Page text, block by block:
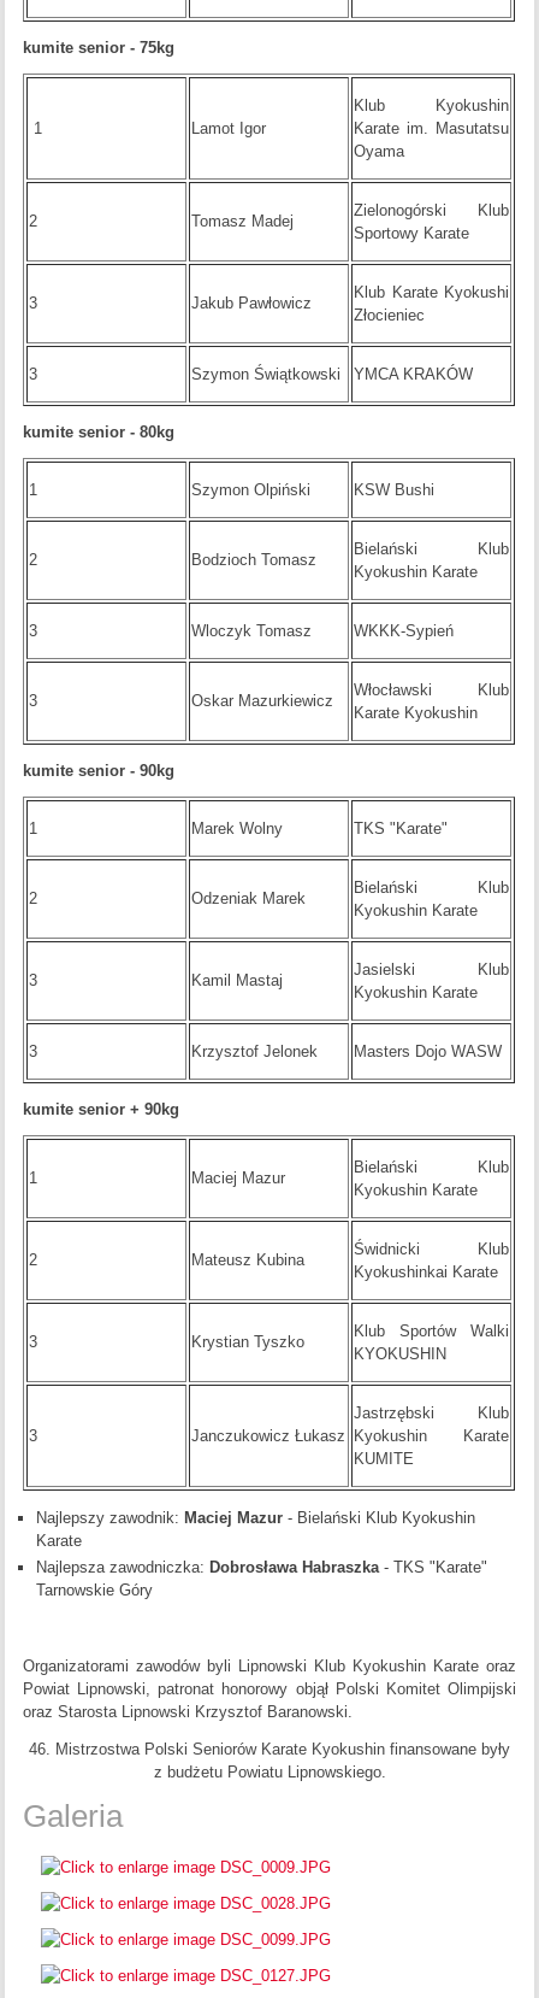
kumite senior - 75kg
1 Lamot Igor
Klub Kyokushin
Karate im. Masutatsu
Oyama
2 Tomasz Madej
Zielonogórski Klub
Sportowy Karate
3 Jakub Pawłowicz
Klub Karate Kyokushi
Złocieniec
3 Szymon Świątkowski YMCA KRAKÓW
kumite senior - 80kg
1 Szymon Olpiński KSW Bushi
2 Bodzioch Tomasz
Bielański Klub
Kyokushin Karate
3 Wloczyk Tomasz WKKK-Sypień
3 Oskar Mazurkiewicz
Włocławski Klub
Karate Kyokushin
kumite senior - 90kg
1 Marek Wolny TKS "Karate"
2 Odzeniak Marek
Bielański Klub
Kyokushin Karate
3 Kamil Mastaj
Jasielski Klub
Kyokushin Karate
3 Krzysztof Jelonek Masters Dojo WASW
kumite senior + 90kg
1 Maciej Mazur
Bielański Klub
Kyokushin Karate
2 Mateusz Kubina
Świdnicki Klub
Kyokushinkai Karate
3 Krystian Tyszko
Klub Sportów Walki
KYOKUSHIN
3 Janczukowicz Łukasz
Jastrzębski Klub
Kyokushin Karate
KUMITE
Najlepszy zawodnik: Maciej Mazur - Bielański Klub Kyokushin
Karate
Najlepsza zawodniczka: Dobrosława Habraszka- TKS "Karate"
Tarnowskie Góry
Organizatorami zawodów byli Lipnowski Klub Kyokushin Karate oraz
Powiat Lipnowski, patronat honorowy objął Polski Komitet Olimpijski
oraz Starosta Lipnowski Krzysztof Baranowski.
46. Mistrzostwa Polski Seniorów Karate Kyokushin finansowane były
z budżetu Powiatu Lipnowskiego.
Galeria